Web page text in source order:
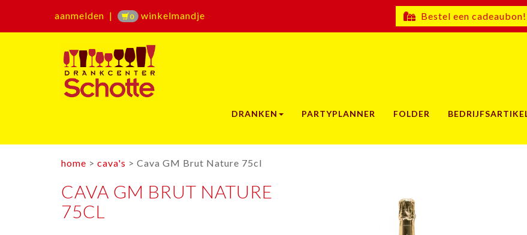
aanmelden | 0 winkelmandje Bestel een cadeaubon!
DRANKEN PARTYPLANNER FOLDER
home > cava's > Cava GM Brut Nature 75cl
CAVA GM BRUT NATURE
75CL